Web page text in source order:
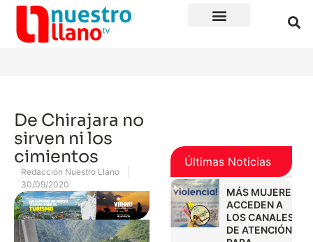
De Chirajara no
sirven ni los
cimientos
Redacción Nuestro Llano
30/09/2020
Últimas Noticias
MÁS MUJERES
ACCEDEN A
LOS CANALES
DE ATENCIÓN